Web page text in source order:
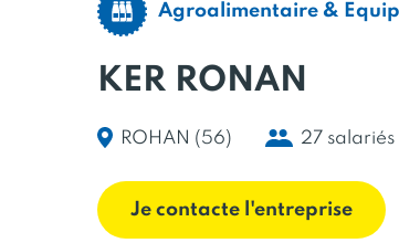
Agroalimentaire &
KER RONAN
ROHAN (56) 27 salariés
Je contacte l'entreprise